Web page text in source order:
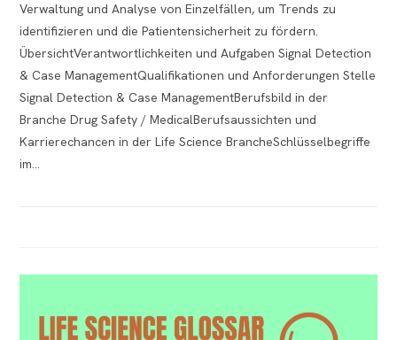
Verwaltung und Analyse von Einzelfällen, um Trends zu
identifizieren und die Patientensicherheit zu fördern.
ÜbersichtVerantwortlichkeiten und Aufgaben Signal Detection
& Case ManagementQualifikationen und Anforderungen Stelle
Signal Detection & Case ManagementBerufsbild in der
Branche Drug Safety / MedicalBerufsaussichten und
Karrierechancen in der Life Science BrancheSchlüsselbegriffe
im…